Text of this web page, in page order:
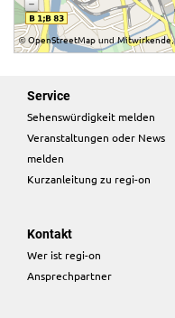
©OpenStreetMap undMitwirkende,
Service
Sehenswürdigkeit melden
Veranstaltungen oder News
melden
Kurzanleitung zu regi-on
Kontakt
Wer ist regi-on
Ansprechpartner